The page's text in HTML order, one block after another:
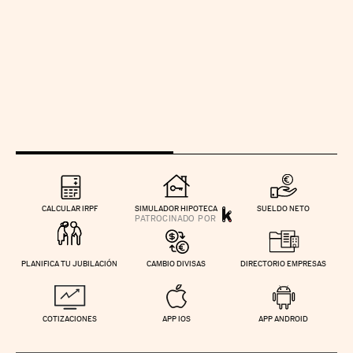
CALCULAR IRPF SIMULADOR HIPOTECA SUELDO NETO
PLANIFICA TU JUBILACIÓN CAMBIO DIVISAS DIRECTORIO EMPRESAS
COTIZACIONES APP IOS APP ANDROID